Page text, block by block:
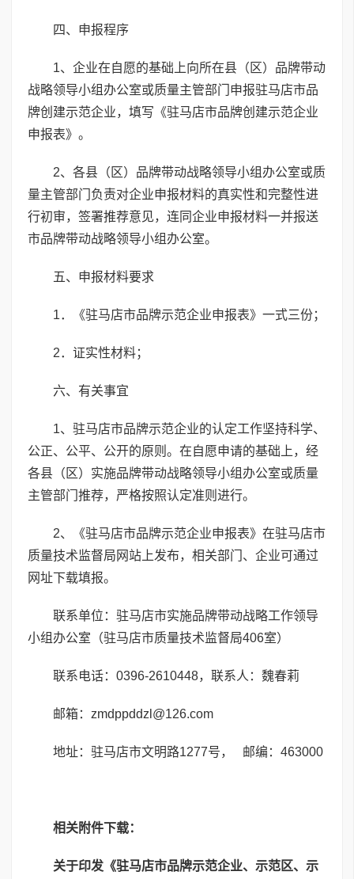
四、申报程序
1、企业在自愿的基础上向所在县（区）品牌带动
战略领导小组办公室或质量主管部门申报驻马店市品
牌创建示范企业，填写《驻马店市品牌创建示范企业
申报表》。
2、各县（区）品牌带动战略领导小组办公室或质
量主管部门负责对企业申报材料的真实性和完整性进
行初审，签署推荐意见，连同企业申报材料一并报送
市品牌带动战略领导小组办公室。
五、申报材料要求
1．《驻马店市品牌示范企业申报表》一式三份；
2．证实性材料；
六、有关事宜
1、驻马店市品牌示范企业的认定工作坚持科学、
公正、公平、公开的原则。在自愿申请的基础上，经
各县（区）实施品牌带动战略领导小组办公室或质量
主管部门推荐，严格按照认定准则进行。
2、《驻马店市品牌示范企业申报表》在驻马店市
质量技术监督局网站上发布，相关部门、企业可通过
网址下载填报。
联系单位：驻马店市实施品牌带动战略工作领导
小组办公室（驻马店市质量技术监督局406室）
联系电话：0396-2610448，联系人：魏春莉
邮箱：zmdppddzl@126.com
地址：驻马店市文明路1277号， 邮编：463000
相关附件下载：
关于印发《驻马店市品牌示范企业、示范区、示